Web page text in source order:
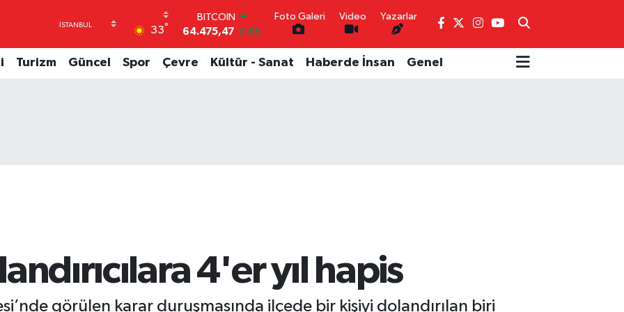
33°
DOLAR
47,5986
0.06
EURO
55,0700 0.1
Foto Galeri Video Yazarlar
Turizm Güncel Spor Çevre Kültür - Sanat Haberde İnsan Genel
4'er yıl hapis
görülen karar duruşmasında ilçede bir kişiyi dolandırılan biri